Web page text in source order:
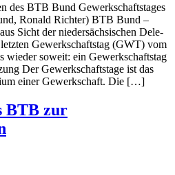
des BTB Bund Gewerk­schafts­tages
Ronald Richter) BTB Bund –
Sicht der nieder­säch­si­schen Dele­
Gewerk­schaftstag (GWT) vom
wieder soweit: ein Gewerk­schaftstag
Der Gewerk­schafts­tage ist das
einer Gewerk­schaft. Die […]
BTB zur